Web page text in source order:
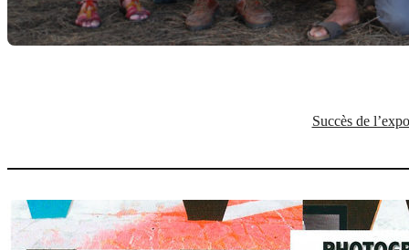
Succès de